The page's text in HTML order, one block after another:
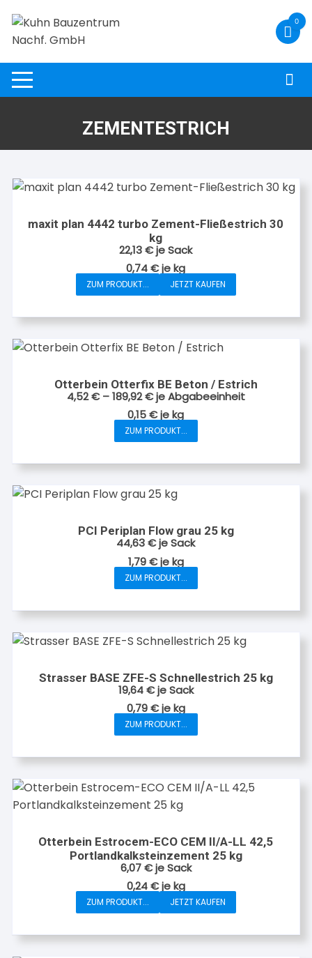
Inhalt
springen
0
ZEMENTESTRICH
maxit plan 4442 turbo Zement-Fließestrich 30
kg
22,13€je Sack
0,74€jekg
ZUM PRODUKT... JETZT KAUFEN
Otterbein Otterfix BE Beton / Estrich
4,52€–189,92€je Abgabeeinheit
0,15€jekg
ZUM PRODUKT...
Dieses
weist
mehrere
Varianten
Die
Optionen
können
auf
gewählt
PCI Periplan Flow grau 25 kg
44,63€je Sack
1,79€jekg
ZUM PRODUKT...
Strasser BASE ZFE-S Schnellestrich 25 kg
19,64€je Sack
0,79€jekg
ZUM PRODUKT...
Otterbein Estrocem-ECO CEM II/A-LL 42,5
Portlandkalksteinzement 25 kg
6,07€je Sack
0,24€jekg
ZUM PRODUKT... JETZT KAUFEN